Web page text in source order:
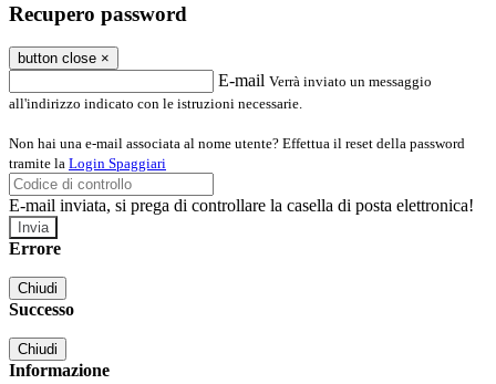
Recupero password
button close ×
E-mail Verrà inviato un messaggio
all'indirizzo indicato con le istruzioni necessarie.
Non hai una e-mail associata al nome utente? Effettua il reset della password
tramite la Login Spaggiari
E-mail inviata, si prega di controllare la casella di posta elettronica!
Errore
Chiudi
Successo
Chiudi
Informazione